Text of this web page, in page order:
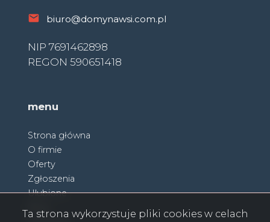
biuro@domynawsi.com.pl
NIP 7691462898
REGON 590651418
menu
Strona główna
O firmie
Oferty
Zgłoszenia
Ulubione
Ta strona wykorzystuje pliki cookies w celach